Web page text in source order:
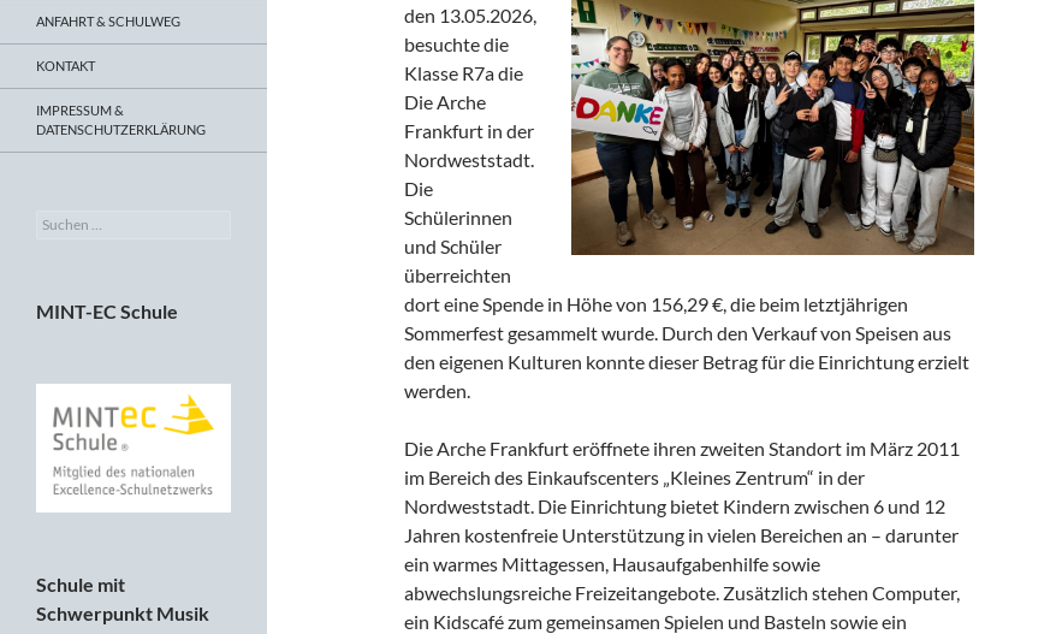
den 13.05.2026,
besuchte die
Klasse R7a die
Die Arche
Frankfurt in der
Nordweststadt.
Die
Schülerinnen
und Schüler
überreichten
dort eine Spende in Höhe von 156,29 €, die beim letztjährigen
Sommerfest gesammelt wurde. Durch den Verkauf von Speisen aus
den eigenen Kulturen konnte dieser Betrag für die Einrichtung erzielt
werden.
Die Arche Frankfurt eröffnete ihren zweiten Standort im März 2011
im Bereich des Einkaufscenters „Kleines Zentrum“ in der
Nordweststadt. Die Einrichtung bietet Kindern zwischen 6 und 12
Jahren kostenfreie Unterstützung in vielen Bereichen an – darunter
ein warmes Mittagessen, Hausaufgabenhilfe sowie
abwechslungsreiche Freizeitangebote. Zusätzlich stehen Computer,
ein Kidscafé zum gemeinsamen Spielen und Basteln sowie ein
ANFAHRT & SCHULWEG
KONTAKT
IMPRESSUM &
DATENSCHUTZERKLÄRUNG
Suchen
MINT-EC Schule
Schule mit
Schwerpunkt Musik